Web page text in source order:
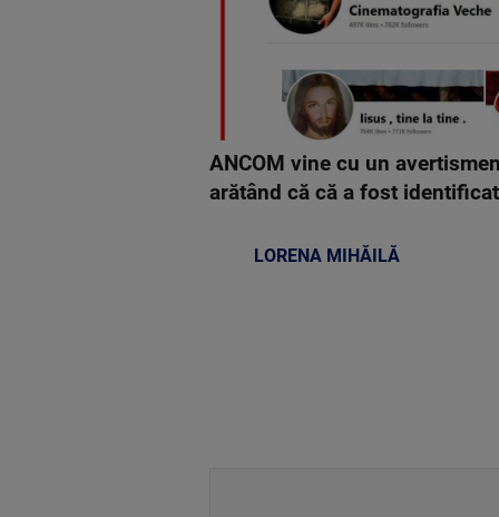
ANCOM vine cu un
arătând că că a fost
LORENA MIHĂILĂ